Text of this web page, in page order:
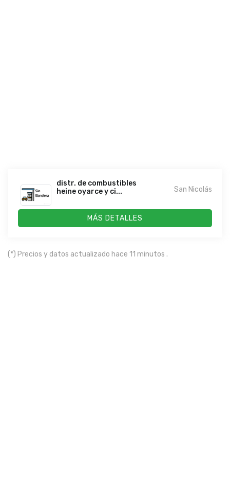
distr. de combustibles
heine oyarce y ci...
San Nicolás
MÁS DETALLES
(*) Precios y datos actualizado hace 11 minutos .